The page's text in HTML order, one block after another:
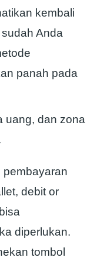
kembali
Anda
panah pada
uang, dan zona
pembayaran
debit or
diperlukan.
tombol